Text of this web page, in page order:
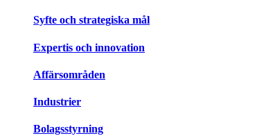
Syfte och strategiska mål
Expertis och innovation
Affärsområden
Industrier
Bolagsstyrning